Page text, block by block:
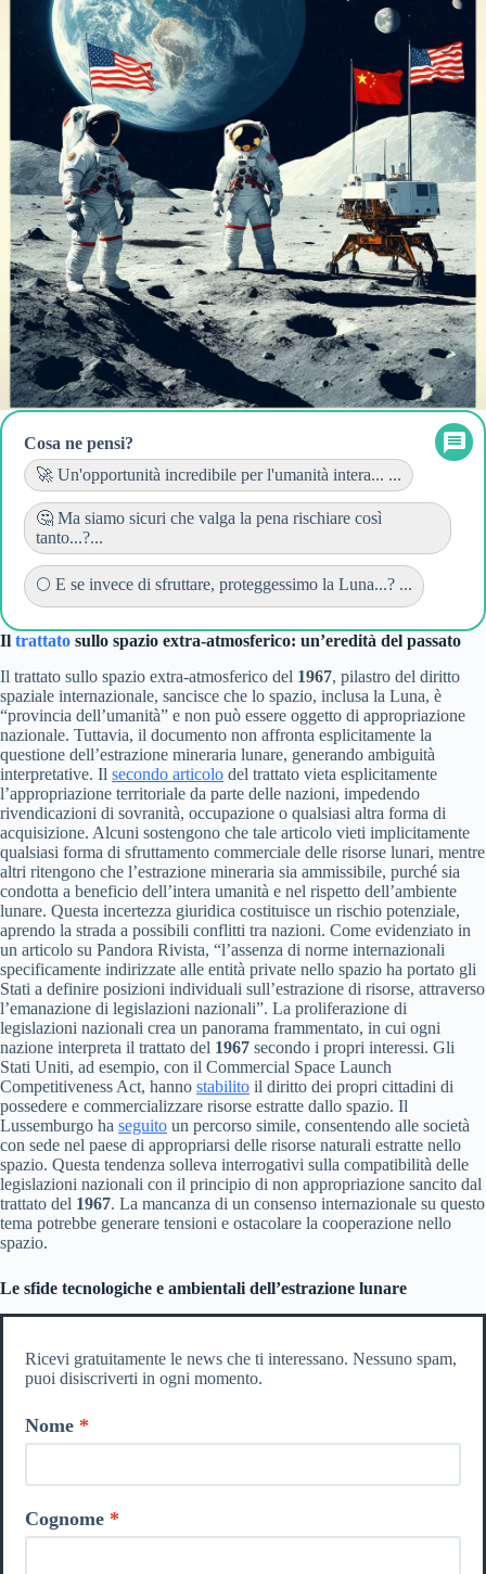
Cosa ne pensi?
🚀 Un'opportunità incredibile per l'umanità intera... ...
🤔 Ma siamo sicuri che valga la pena rischiare così
tanto...?...
🌕 E se invece di sfruttare, proteggessimo la Luna...? ...
Il trattato sullo spazio extra-atmosferico: un’eredità del passato
Il trattato sullo spazio extra-atmosferico del 1967, pilastro del diritto
spaziale internazionale, sancisce che lo spazio, inclusa la Luna, è
“provincia dell’umanità” e non può essere oggetto di appropriazione
nazionale. Tuttavia, il documento non affronta esplicitamente la
questione dell’estrazione mineraria lunare, generando ambiguità
interpretative. Il secondo articolo del trattato vieta esplicitamente
l’appropriazione territoriale da parte delle nazioni, impedendo
rivendicazioni di sovranità, occupazione o qualsiasi altra forma di
acquisizione. Alcuni sostengono che tale articolo vieti implicitamente
qualsiasi forma di sfruttamento commerciale delle risorse lunari, mentre
altri ritengono che l’estrazione mineraria sia ammissibile, purché sia
condotta a beneficio dell’intera umanità e nel rispetto dell’ambiente
lunare. Questa incertezza giuridica costituisce un rischio potenziale,
aprendo la strada a possibili conflitti tra nazioni. Come evidenziato in
un articolo su Pandora Rivista, “l’assenza di norme internazionali
specificamente indirizzate alle entità private nello spazio ha portato gli
Stati a definire posizioni individuali sull’estrazione di risorse, attraverso
l’emanazione di legislazioni nazionali”. La proliferazione di
legislazioni nazionali crea un panorama frammentato, in cui ogni
nazione interpreta il trattato del 1967 secondo i propri interessi. Gli
Stati Uniti, ad esempio, con il Commercial Space Launch
Competitiveness Act, hanno stabilito il diritto dei propri cittadini di
possedere e commercializzare risorse estratte dallo spazio. Il
Lussemburgo ha seguito un percorso simile, consentendo alle società
con sede nel paese di appropriarsi delle risorse naturali estratte nello
spazio. Questa tendenza solleva interrogativi sulla compatibilità delle
legislazioni nazionali con il principio di non appropriazione sancito dal
trattato del 1967. La mancanza di un consenso internazionale su questo
tema potrebbe generare tensioni e ostacolare la cooperazione nello
spazio.
Le sfide tecnologiche e ambientali dell’estrazione lunare
Ricevi gratuitamente le news che ti interessano. Nessuno spam,
puoi disiscriverti in ogni momento.
Nome
Cognome